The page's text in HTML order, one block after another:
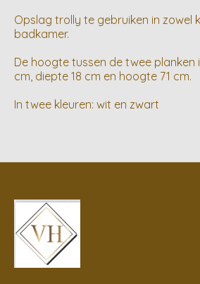
Opslag trolly te gebruiken in zowel
badkamer.
De hoogte tussen de twee planken
cm, diepte 18 cm en hoogte 71 cm.
In twee kleuren: wit en zwart